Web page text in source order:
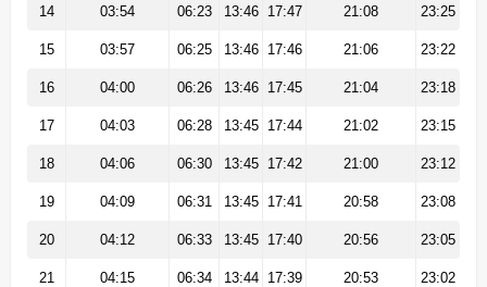
14 03:54 06:23 13:46 17:47 21:08 23:25
15 03:57 06:25 13:46 17:46 21:06 23:22
16 04:00 06:26 13:46 17:45 21:04 23:18
17 04:03 06:28 13:45 17:44 21:02 23:15
18 04:06 06:30 13:45 17:42 21:00 23:12
19 04:09 06:31 13:45 17:41 20:58 23:08
20 04:12 06:33 13:45 17:40 20:56 23:05
21 04:15 06:34 13:44 17:39 20:53 23:02